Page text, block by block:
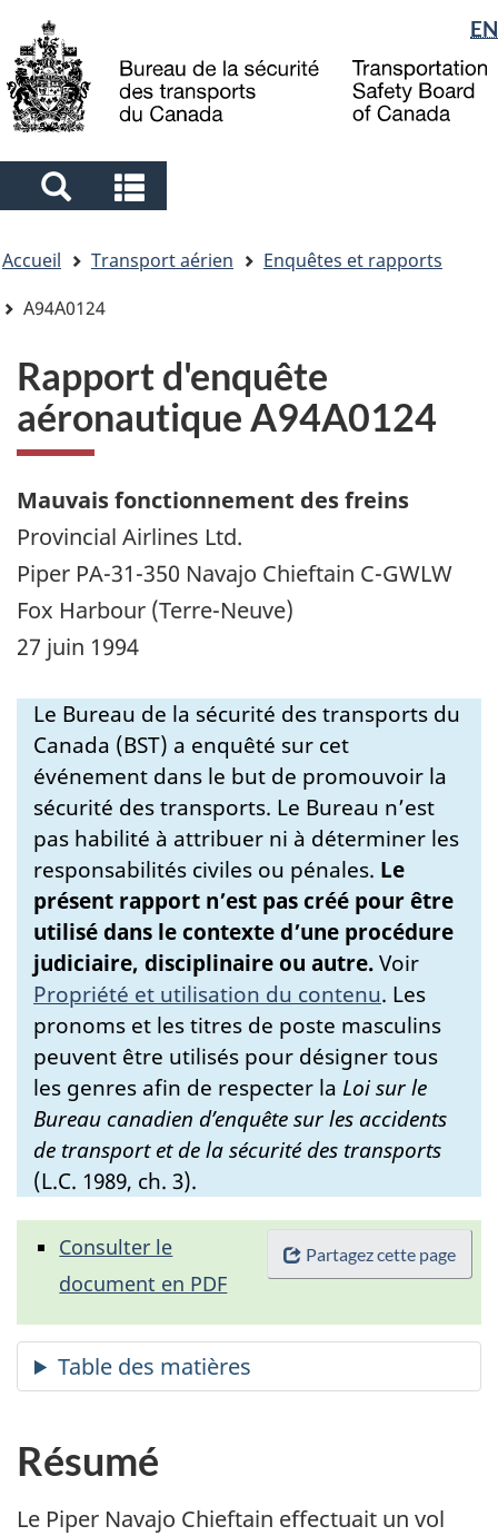
to
main
to
"About
government"
à
la
Sélection
de
la
langue
EN
Search
and
menus
and
menus
êtes
ici
Accueil Transport aérien
Enquêtes et rapports
A94A0124
Rapport d'enquête
aéronautique A94A0124
Mauvais fonctionnement des freins
Provincial Airlines Ltd.
Piper PA-31-350 Navajo Chieftain C-GWLW
Fox Harbour (Terre-Neuve)
27 juin 1994
Le Bureau de la sécurité des transports du
Canada (BST) a enquêté sur cet
événement dans le but de promouvoir la
sécurité des transports. Le Bureau n’est
pas habilité à attribuer ni à déterminer les
responsabilités civiles ou pénales. Le
présent rapport n’est pas créé pour être
utilisé dans le contexte d’une procédure
judiciaire, disciplinaire ou autre.Voir
Propriété et utilisation du contenu. Les
pronoms et les titres de poste masculins
peuvent être utilisés pour désigner tous
les genres afin de respecter la Loi sur le
Bureau canadien d’enquête sur les accidents
de transport et de la sécurité des transports
(L.C. 1989, ch. 3).
Partagez cette page
Consulter le
document en PDF
Résumé
Le Piper Navajo Chieftain effectuait un vol